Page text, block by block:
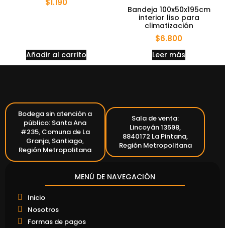
$1.190
Añadir al carrito
Bandeja 100x50x195cm
interior liso para
climatización
$6.800
Leer más
Bodega sin atención a
público: Santa Ana
#235, Comuna de La
Granja, Santiago,
Región Metropolitana
Sala de venta:
Lincoyán 13598,
8840172 La Pintana,
Región Metropolitana
MENÚ DE NAVEGACIÓN
Inicio
Nosotros
Formas de pagos